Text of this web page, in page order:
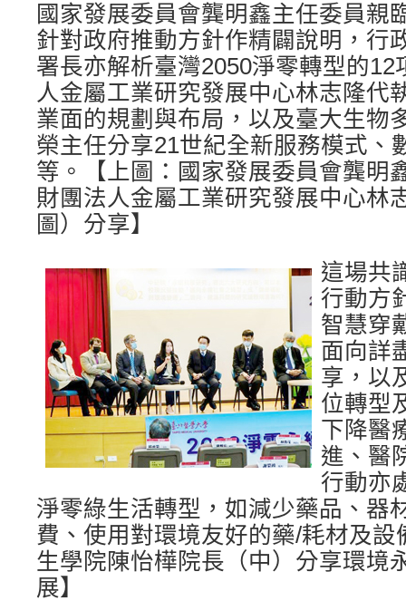
國家發展委員會龔明鑫主任委員親
針對政府推動方針作精闢說明，行
署長亦解析臺灣2050淨零轉型的12
人金屬工業研究發展中心林志隆代
業面的規劃與布局，以及臺大生物
榮主任分享21世紀全新服務模式、
等。【上圖：國家發展委員會龔明
財團法人金屬工業研究發展中心林
圖）分享】
這場共
行動方
智慧穿
面向詳
享，以
位轉型
下降醫
進、醫
行動亦
淨零綠生活轉型，如減少藥品、器
費、使用對環境友好的藥/耗材及設
生學院陳怡樺院長（中）分享環境
展】